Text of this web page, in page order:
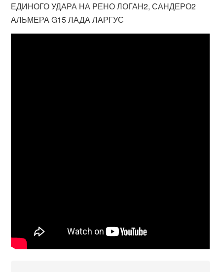
ЕДИНОГО УДАРА НА РЕНО ЛОГАН2, САНДЕРО2
АЛЬМЕРА G15 ЛАДА ЛАРГУС